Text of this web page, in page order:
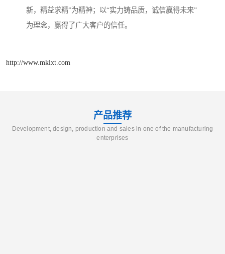
新，精益求精”为精神；以“实力铸品质，诚信赢得未来”
为理念，赢得了广大客户的信任。
http://www.mklxt.com
产品推荐
Development, design, production and sales in one of the manufacturing
enterprises